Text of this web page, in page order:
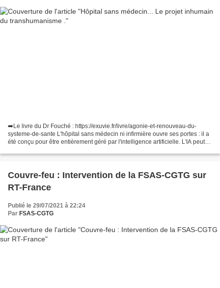
➡️Le livre du Dr Fouché : https://exuvie.fr/livre/agonie-et-renouveau-du-
systeme-de-sante L'hôpital sans médecin ni infirmière ouvre ses portes : il a
été conçu pour être entièrement géré par l'intelligence artificielle. L'IA peut-
Couvre-feu : Intervention de la FSAS-CGTG sur
RT-France
Publié le 29/07/2021 à 22:24
Par FSAS-CGTG